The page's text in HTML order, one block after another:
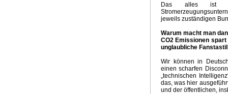
Das alles ist
jeweils zuständigen
Warum macht man
CO2 Emissionen
unglaubliche
Wir können in
einen scharfen
„technischen
das, was hier
und der öffentlichen,